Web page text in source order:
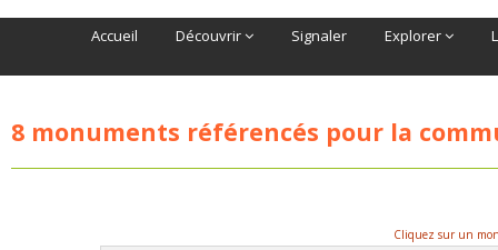
Accueil Découvrir Signaler Explorer
8 monuments référencés pour la
Cliquez sur un